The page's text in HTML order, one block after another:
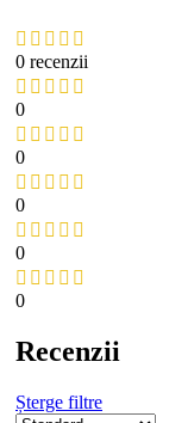
0 recenzii
0
0
0
0
0
Recenzii
Șterge filtre